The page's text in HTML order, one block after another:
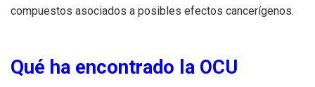
compuestos asociados a posibles efectos cancerígenos.
Qué ha encontrado la OCU